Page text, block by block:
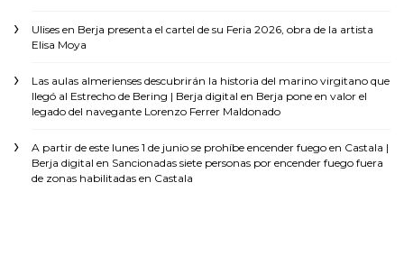
Ulises en Berja presenta el cartel de su Feria 2026, obra de la artista
Elisa Moya
Las aulas almerienses descubrirán la historia del marino virgitano que
llegó al Estrecho de Bering | Berja digital en Berja pone en valor el
legado del navegante Lorenzo Ferrer Maldonado
A partir de este lunes 1 de junio se prohíbe encender fuego en Castala |
Berja digital en Sancionadas siete personas por encender fuego fuera
de zonas habilitadas en Castala